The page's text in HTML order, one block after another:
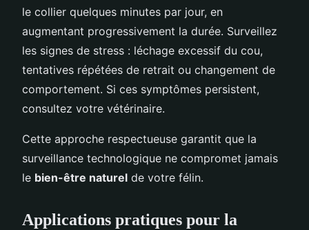
le collier quelques minutes par jour, en
augmentant progressivement la durée. Surveillez
les signes de stress : léchage excessif du cou,
tentatives répétées de retrait ou changement de
comportement. Si ces symptômes persistent,
consultez votre vétérinaire.
Cette approche respectueuse garantit que la
surveillance technologique ne compromet jamais
le bien-être naturel de votre félin.
Applications pratiques pour la